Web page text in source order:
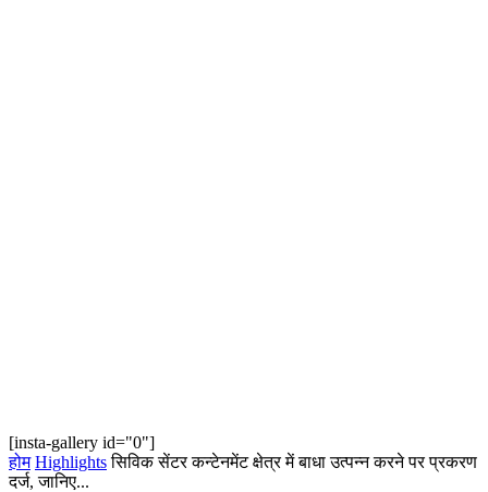
[insta-gallery id="0"]
होम Highlights सिविक सेंटर कन्टेनमेंट क्षेत्र में बाधा उत्पन्न करने पर प्रकरण
दर्ज, जानिए...